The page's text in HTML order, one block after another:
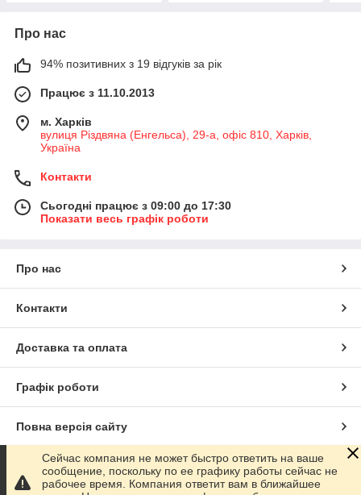
Про нас
94% позитивних з 19 відгуків за рік
Працює з 11.10.2013
м. Харків
вулиця Різдвяна (Енгельса), 29-а, офіс 810, Харків,
Україна
Контакти
Сьогодні працює з 09:00 до 17:30
Показати весь графік роботи
Про нас
Контакти
Доставка та оплата
Графік роботи
Повна версія сайту
Сайт створено на маркетплейсіProm.ua
Сейчас компания не может быстро ответить на ваше
сообщение, поскольку по ее графику работы сейчас не
рабочее время. Компания ответит вам в ближайшее